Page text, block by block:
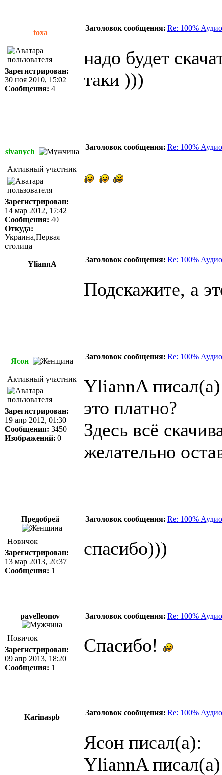
toxa
Заголовок сообщения: Re: 100%
Зарегистрирован:
30 ноя 2010, 15:02
Сообщения: 4
надо будет
таки )))
sivanych
Заголовок сообщения: Re: 100%
Активный участник
Зарегистрирован:
14 мар 2012, 17:42
Сообщения: 40
Откуда:
Украина,Первая
столица
YliannA
Заголовок сообщения: Re: 100%
Подскажите, а
Ясон
Заголовок сообщения: Re: 100%
Активный участник
Зарегистрирован:
19 апр 2012, 01:30
Сообщения: 3450
Изображений: 0
YliannA
это платно?
Здесь всё
желательно
Предобрей Заголовок сообщения: Re: 100%
Новичок
Зарегистрирован:
13 мар 2013, 20:37
Сообщения: 1
спасибо)))
pavelleonov Заголовок сообщения: Re: 100%
Новичок
Зарегистрирован:
09 апр 2013, 18:20
Сообщения: 1
Спасибо!
Karinaspb
Заголовок сообщения: Re: 100%
Ясон писал(а):
YliannA